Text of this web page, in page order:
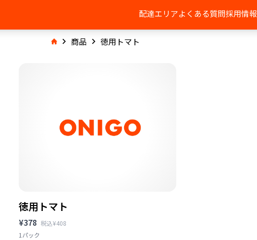
配達エリアよくある質問採用情報
商品 徳用トマト
徳用トマト
¥378 税込¥408
1パック